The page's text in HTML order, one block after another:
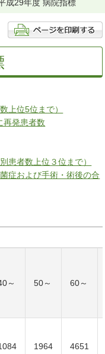
成29年度 病院指標
上位5位まで）
再発患者数
患者数上位３位まで）
症および手術・術後の合
～ 50～ 60～
1964 4651